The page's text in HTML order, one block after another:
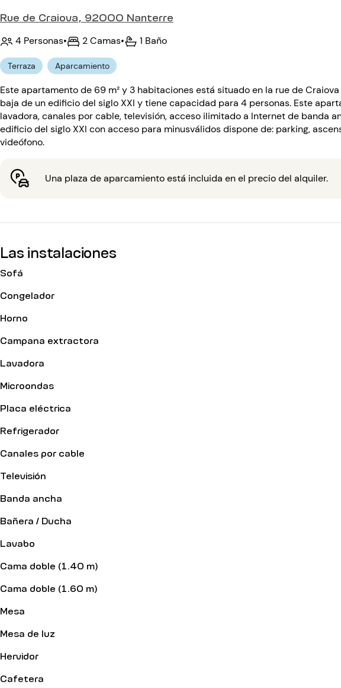
Rue de Craiova, 92000 Nanterre
4 Personas• 2 Camas• 1 Baño
Terraza Aparcamiento
Este apartamento de 69 m² y 3 habitaciones está situado en la rue de
baja de un edificio del siglo XXI y tiene capacidad para 4 personas. Este
lavadora, canales por cable, televisión, acceso ilimitado a Internet de banda
edificio del siglo XXI con acceso para minusválidos dispone de: parking,
videófono.
Una plaza de aparcamiento está incluida en el precio del alquiler.
Las instalaciones
Sofá
Congelador
Horno
Campana extractora
Lavadora
Microondas
Placa eléctrica
Refrigerador
Canales por cable
Televisión
Banda ancha
Bañera / Ducha
Lavabo
Cama doble (1.40 m)
Cama doble (1.60 m)
Mesa
Mesa de luz
Hervidor
Cafetera